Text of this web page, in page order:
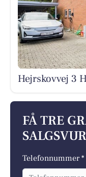
Hejrskovvej 3
FÅ TRE
Telefonnummer *